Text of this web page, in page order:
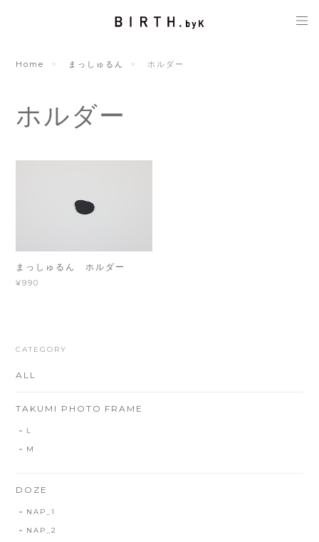
Home まっしゅるん ホルダー
ホルダー
まっしゅるん ホルダー
¥990
CATEGORY
ALL
TAKUMI PHOTO FRAME
L
M
DOZE
NAP_1
NAP_2